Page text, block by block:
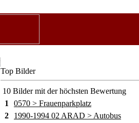
Top Bilder
10 Bilder mit der höchsten Bewertung
1
0570 > Frauenparkplatz
2
1990-1994 02 ARAD > Autobus